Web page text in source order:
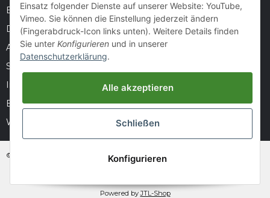
Barrierefreiheitserklärung
Datenschutz
AGB
Sitemap
Impressum
Batteriegesetzhinweise
Widerrufsrecht
© huntivity-group.at
Powered byJTL-Shop
Einsatz folgender Dienste auf unserer Website: YouTube,
Vimeo. Sie können die Einstellung jederzeit ändern
(Fingerabdruck-Icon links unten). Weitere Details finden
Sie unter Konfigurieren und in unserer
Datenschutzerklärung.
Alle akzeptieren
Schließen
Konfigurieren